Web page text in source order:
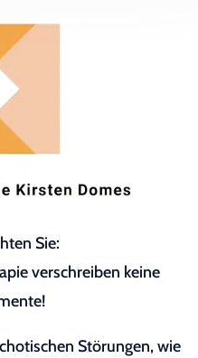
Sie:
verschreiben keine
Störungen, wie